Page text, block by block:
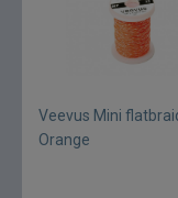
Veevus Mini
Orange